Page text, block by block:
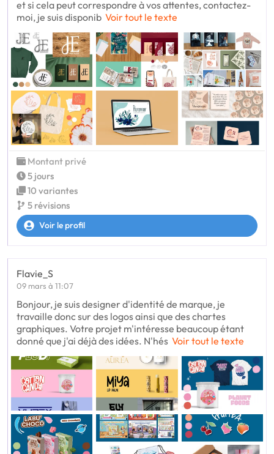
et si cela peut correspondre à vos attentes, contactez-
moi, je suis disponib Voir tout le texte
Montant privé
5 jours
10 variantes
5 révisions
Voir le profil
Flavie_S
09 mars à 11:07
Bonjour, je suis designer d'identité de marque, je
travaille donc sur des logos ainsi que des chartes
graphiques. Votre projet m'intéresse beaucoup étant
donné que j'ai déjà des idées. N'hés Voir tout le texte